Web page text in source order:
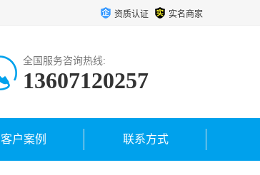
资质认证 实名商家
全国服务咨询热线:
13607120257
客户案例 联系方式